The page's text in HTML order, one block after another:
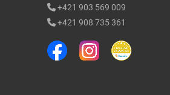
+421 903 569 009
+421 908 735 361